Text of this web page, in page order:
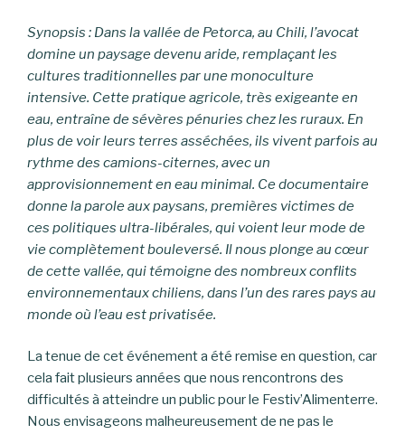
Synopsis : Dans la vallée de Petorca, au Chili, l’avocat
domine un paysage devenu aride, remplaçant les
cultures traditionnelles par une monoculture
intensive. Cette pratique agricole, très exigeante en
eau, entraîne de sévères pénuries chez les ruraux. En
plus de voir leurs terres asséchées, ils vivent parfois au
rythme des camions-citernes, avec un
approvisionnement en eau minimal. Ce documentaire
donne la parole aux paysans, premières victimes de
ces politiques ultra-libérales, qui voient leur mode de
vie complètement bouleversé. Il nous plonge au cœur
de cette vallée, qui témoigne des nombreux conflits
environnementaux chiliens, dans l’un des rares pays au
monde où l’eau est privatisée.
La tenue de cet événement a été remise en question, car
cela fait plusieurs années que nous rencontrons des
difficultés à atteindre un public pour le Festiv’Alimenterre.
Nous envisageons malheureusement de ne pas le